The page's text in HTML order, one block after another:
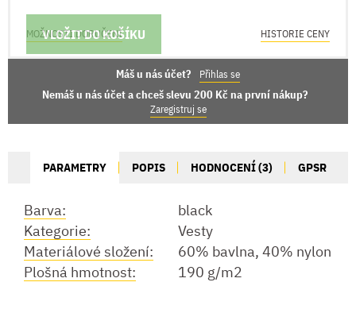
VLOŽIT DO KOŠÍKU
MOŽNOSTI DORUČENÍ HISTORIE CENY
Máš u nás účet? Přihlas se
Nemáš u nás účet a chceš slevu 200 Kč na první nákup?
Zaregistruj se
PARAMETRY POPIS HODNOCENÍ (3) GPSR
Barva:
black
Kategorie:
Vesty
Materiálové složení:
60% bavlna, 40% nylon
Plošná hmotnost:
190 g/m2